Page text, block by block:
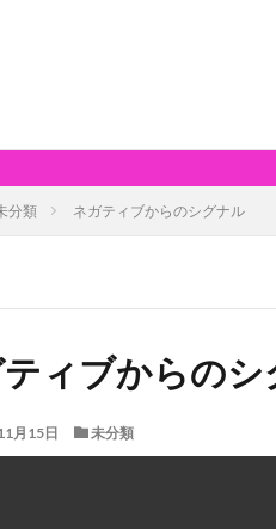
分類 ネガティブからのシグナル
ィブからのシ
月15日 未分類